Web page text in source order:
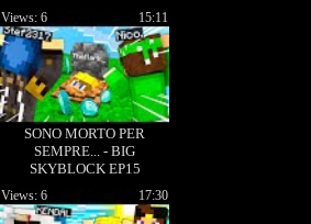
SONO MORTO PER
SEMPRE... - BIG
SKYBLOCK EP15
15:11
Views: 6
17:30
Views: 6